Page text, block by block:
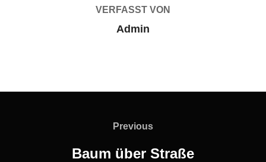
VERFASST VON
Admin
Previous
Previous
Baum über Straße